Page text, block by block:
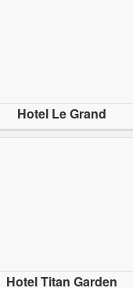
Hotel Le Grand
Hotel Titan Garden